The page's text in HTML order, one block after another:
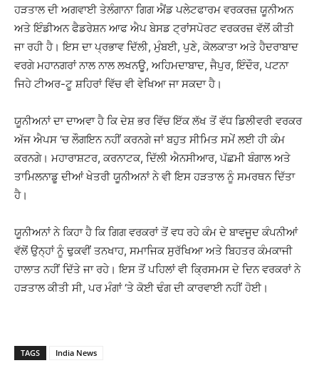
ਹੜਤਾਲ ਦੀ ਅਗਵਾਈ ਤੇਲੰਗਾਨਾ ਗਿਗ ਐਂਡ ਪਲੇਟਫਾਰਮ ਵਰਕਰਜ਼ ਯੂਨੀਅਨ
ਅਤੇ ਇੰਡੀਅਨ ਫੈਡਰੇਸ਼ਨ ਆਫ ਐਪ ਬੇਸਡ ਟ੍ਰਾਂਸਪੋਰਟ ਵਰਕਰਜ਼ ਵੱਲੋਂ ਕੀਤੀ
ਜਾ ਰਹੀ ਹੈ। ਇਸ ਦਾ ਪ੍ਰਭਾਵ ਦਿੱਲੀ, ਮੁੰਬਈ, ਪੁਣੇ, ਕੋਲਕਾਤਾ ਅਤੇ ਹੈਦਰਾਬਾਦ
ਵਰਗੇ ਮਹਾਨਗਰਾਂ ਨਾਲ ਨਾਲ ਲਖਨਊ, ਅਹਿਮਦਾਬਾਦ, ਜੈਪੁਰ, ਇੰਦੌਰ, ਪਟਨਾ
ਜਿਹੇ ਟੀਅਰ-ਟੂ ਸ਼ਹਿਰਾਂ ਵਿੱਚ ਵੀ ਵੇਖਿਆ ਜਾ ਸਕਦਾ ਹੈ।
ਯੂਨੀਅਨਾਂ ਦਾ ਦਾਅਵਾ ਹੈ ਕਿ ਦੇਸ਼ ਭਰ ਵਿੱਚ ਇੱਕ ਲੱਖ ਤੋਂ ਵੱਧ ਡਿਲੀਵਰੀ ਵਰਕਰ
ਅੱਜ ਐਪਸ ‘ਚ ਲੌਗਇਨ ਨਹੀਂ ਕਰਨਗੇ ਜਾਂ ਬਹੁਤ ਸੀਮਿਤ ਸਮੇਂ ਲਈ ਹੀ ਕੰਮ
ਕਰਨਗੇ। ਮਹਾਰਾਸ਼ਟਰ, ਕਰਨਾਟਕ, ਦਿੱਲੀ ਐਨਸੀਆਰ, ਪੱਛਮੀ ਬੰਗਾਲ ਅਤੇ
ਤਾਮਿਲਨਾਡੂ ਦੀਆਂ ਖੇਤਰੀ ਯੂਨੀਅਨਾਂ ਨੇ ਵੀ ਇਸ ਹੜਤਾਲ ਨੂੰ ਸਮਰਥਨ ਦਿੱਤਾ
ਹੈ।
ਯੂਨੀਅਨਾਂ ਨੇ ਕਿਹਾ ਹੈ ਕਿ ਗਿਗ ਵਰਕਰਾਂ ਤੋਂ ਵਧ ਰਹੇ ਕੰਮ ਦੇ ਬਾਵਜੂਦ ਕੰਪਨੀਆਂ
ਵੱਲੋਂ ਉਨ੍ਹਾਂ ਨੂੰ ਢੁਕਵੀਂ ਤਨਖਾਹ, ਸਮਾਜਿਕ ਸੁਰੱਖਿਆ ਅਤੇ ਬਿਹਤਰ ਕੰਮਕਾਜੀ
ਹਾਲਾਤ ਨਹੀਂ ਦਿੱਤੇ ਜਾ ਰਹੇ। ਇਸ ਤੋਂ ਪਹਿਲਾਂ ਵੀ ਕ੍ਰਿਸਮਸ ਦੇ ਦਿਨ ਵਰਕਰਾਂ ਨੇ
ਹੜਤਾਲ ਕੀਤੀ ਸੀ, ਪਰ ਮੰਗਾਂ ‘ਤੇ ਕੋਈ ਢੰਗ ਦੀ ਕਾਰਵਾਈ ਨਹੀਂ ਹੋਈ।
TAGS India News